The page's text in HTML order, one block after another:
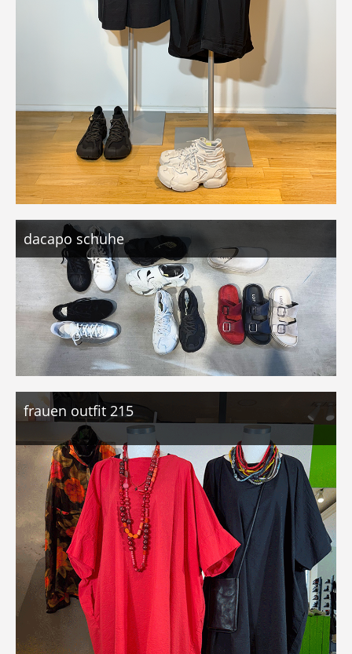
dacapo schuhe
frauen outfit 215